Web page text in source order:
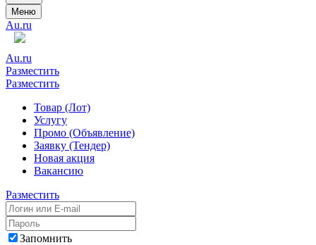
Меню
Au.ru
Au.ru
Разместить
Разместить
Товар (Лот)
Услугу
Промо (Объявление)
Заявку (Тендер)
Новая акция
Вакансию
Разместить
Запомнить